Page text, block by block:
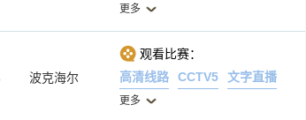
更多
波克海尔
观看比赛：
高清线路
CCTV5 文字直播
更多